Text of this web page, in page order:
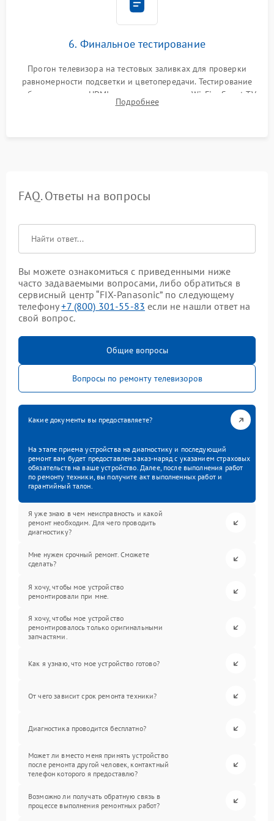
6. Финальное тестирование
Прогон телевизора на тестовых заливках для проверки
равномерности подсветки и цветопередачи. Тестирование
работы разъемов HDMI, динамиков, модуля Wi-Fi и Smart TV
в рабочем режиме в течение нескольких часов.
Подробнее
FAQ. Ответы на вопросы
Вы можете ознакомиться с приведенными ниже
часто задаваемыми вопросами, либо обратиться в
сервисный центр “FIX-Panasonic” по следующему
телефону+7 (800) 301-55-83 если не нашли ответ на
свой вопрос.
Общие вопросы
Вопросы по ремонту телевизоров
Какие документы вы предоставляете?
На этапе приема устройства на диагностику и последующий
ремонт вам будет предоставлен заказ-наряд с указанием страховых
обязательств на ваше устройство. Далее, после выполнения работ
по ремонту техники, вы получите акт выполненных работ и
гарантийный талон.
Я уже знаю в чем неисправность и какой
ремонт необходим. Для чего проводить
диагностику?
Мне нужен срочный ремонт. Сможете
сделать?
Я хочу, чтобы мое устройство
ремонтировали при мне.
Я хочу, чтобы мое устройство
ремонтировалось только оригинальными
запчастями.
Как я узнаю, что мое устройство готово?
От чего зависит срок ремонта техники?
Диагностика проводится бесплатно?
Может ли вместо меня принять устройство
после ремонта другой человек, контактный
телефон которого я предоставлю?
Возможно ли получать обратную связь в
процессе выполнения ремонтных работ?